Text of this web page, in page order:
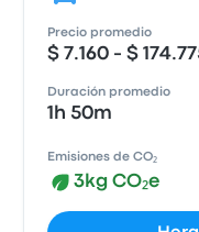
Precio promedio
$ 7.160 - $
Duración promedio
1h 50m
Emisiones de CO₂
3kg CO₂e